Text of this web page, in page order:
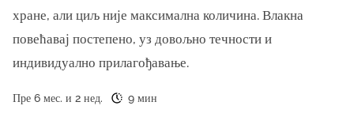
хране, али циљ није максимална количина. Влакна
повећавај постепено, уз довољно течности и
индивидуално прилагођавање.
Пре 6 мес. и 2 нед. 9 мин